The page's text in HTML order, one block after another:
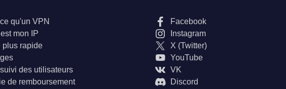
qu'un VPN
mon IP
plus rapide
des utilisateurs
de remboursement
Facebook
Instagram
X (Twitter)
YouTube
VK
Discord